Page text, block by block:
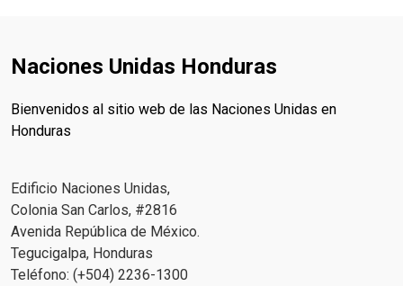
Naciones Unidas Honduras
Bienvenidos al sitio web de las Naciones Unidas en
Honduras
Edificio Naciones Unidas,
Colonia San Carlos, #2816
Avenida República de México.
Tegucigalpa, Honduras
Teléfono: (+504) 2236-1300